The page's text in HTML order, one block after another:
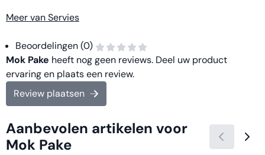
Meer van Servies
Beoordelingen (0)
Mok Pake heeft nog geen reviews. Deel uw product
ervaring en plaats een review.
Review plaatsen
Aanbevolen artikelen voor
Mok Pake